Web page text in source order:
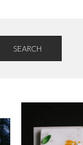
SEARCH